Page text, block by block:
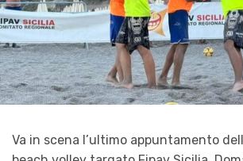
Va in scena l’ultimo appuntamento